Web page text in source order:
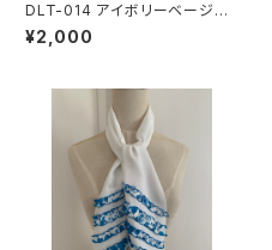
DLT-014 アイボリーベージュ
レースエプロン
¥2,000